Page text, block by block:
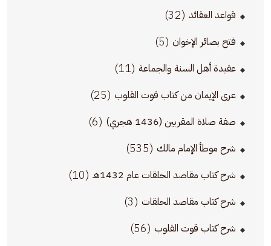
قواعد العقائد (32)
فتح بصائر الإخوان (5)
عقيدة أهل السنة والجماعة (11)
عرى الإيمان من كتاب قوت القلوب (25)
صفة صلاة المقربين (1436 هجري) (6)
شرح موطأ الإمام مالك (535)
شرح كتاب مقاصد الحلقات عام 1432هـ (10)
شرح كتاب مقاصد الحلقات (3)
شرح كتاب قوت القلوب (56)